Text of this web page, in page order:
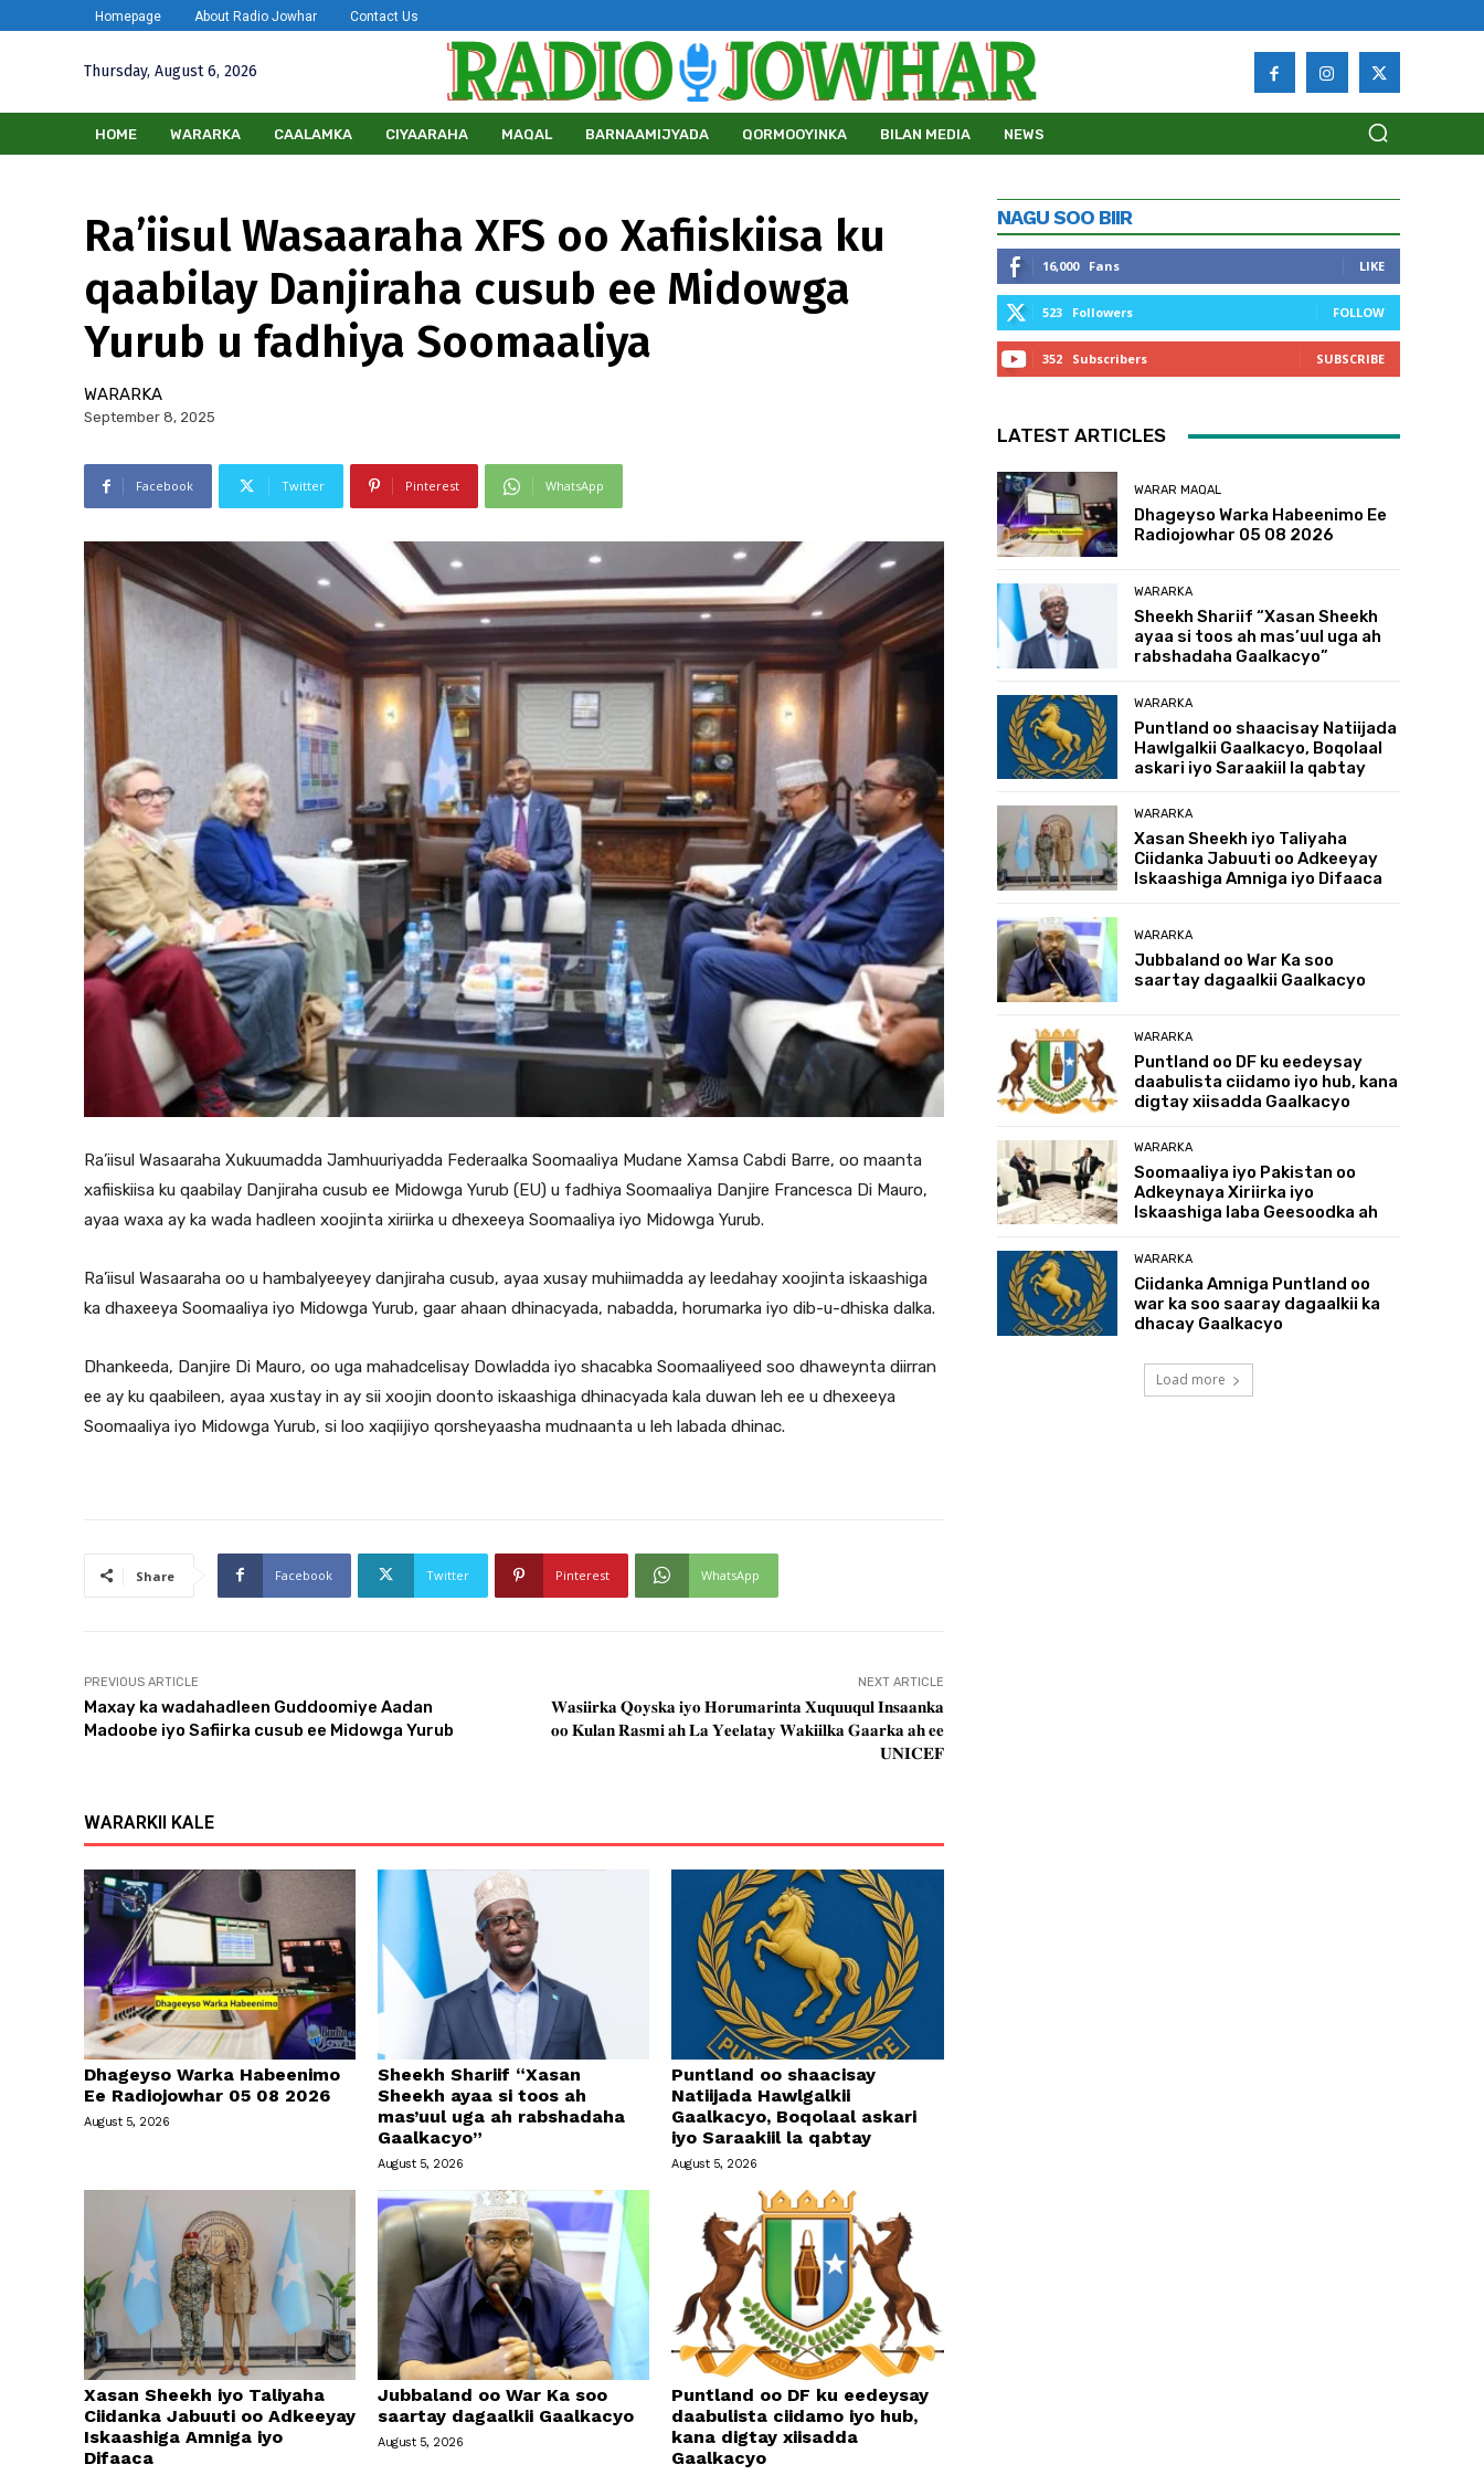
Homepage About Radio Jowhar Contact Us
Thursday, August 6, 2026
HOME WARARKA CAALAMKA CIYAARAHA MAQAL BARNAAMIJYADA QORMOOYINKA BILAN MEDIA NEWS
Ra’iisul Wasaaraha XFS oo Xafiiskiisa ku
qaabilay Danjiraha cusub ee Midowga
Yurub u fadhiya Soomaaliya
WARARKA
September 8, 2025
Facebook Twitter Pinterest WhatsApp
Ra’iisul Wasaaraha Xukuumadda Jamhuuriyadda Federaalka Soomaaliya Mudane Xamsa Cabdi Barre, oo maanta
xafiiskiisa ku qaabilay Danjiraha cusub ee Midowga Yurub (EU) u fadhiya Soomaaliya Danjire Francesca Di Mauro,
ayaa waxa ay ka wada hadleen xoojinta xiriirka u dhexeeya Soomaaliya iyo Midowga Yurub.
Ra’iisul Wasaaraha oo u hambalyeeyey danjiraha cusub, ayaa xusay muhiimadda ay leedahay xoojinta iskaashiga
ka dhaxeeya Soomaaliya iyo Midowga Yurub, gaar ahaan dhinacyada, nabadda, horumarka iyo dib-u-dhiska dalka.
Dhankeeda, Danjire Di Mauro, oo uga mahadcelisay Dowladda iyo shacabka Soomaaliyeed soo dhaweynta diirran
ee ay ku qaabileen, ayaa xustay in ay sii xoojin doonto iskaashiga dhinacyada kala duwan leh ee u dhexeeya
Soomaaliya iyo Midowga Yurub, si loo xaqiijiyo qorsheyaasha mudnaanta u leh labada dhinac.
Share Facebook Twitter Pinterest WhatsApp
PREVIOUS ARTICLE
Maxay ka wadahadleen Guddoomiye Aadan
Madoobe iyo Safiirka cusub ee Midowga Yurub
NEXT ARTICLE
𝐖𝐚𝐬𝐢𝐢𝐫𝐤𝐚 𝐐𝐨𝐲𝐬𝐤𝐚 𝐢𝐲𝐨 𝐇𝐨𝐫𝐮𝐦𝐚𝐫𝐢𝐧𝐭𝐚 𝐗𝐮𝐪𝐮𝐮𝐪𝐮𝐥 𝐈𝐧𝐬𝐚𝐚𝐧𝐤𝐚
𝐨𝐨 𝐊𝐮𝐥𝐚𝐧 𝐑𝐚𝐬𝐦𝐢 𝐚𝐡 𝐋𝐚 𝐘𝐞𝐞𝐥𝐚𝐭𝐚𝐲 𝐖𝐚𝐤𝐢𝐢𝐥𝐤𝐚 𝐆𝐚𝐚𝐫𝐤𝐚 𝐚𝐡 𝐞𝐞
𝐔𝐍𝐈𝐂𝐄𝐅
WARARKII KALE
Dhageyso Warka Habeenimo
Ee Radiojowhar 05 08 2026
August 5, 2026
Sheekh Shariif “Xasan
Sheekh ayaa si toos ah
mas’uul uga ah rabshadaha
Gaalkacyo”
August 5, 2026
Puntland oo shaacisay
Natiijada Hawlgalkii
Gaalkacyo, Boqolaal askari
iyo Saraakiil la qabtay
August 5, 2026
Xasan Sheekh iyo Taliyaha
Ciidanka Jabuuti oo Adkeeyay
Iskaashiga Amniga iyo
Difaaca
Jubbaland oo War Ka soo
saartay dagaalkii Gaalkacyo
August 5, 2026
Puntland oo DF ku eedeysay
daabulista ciidamo iyo hub,
kana digtay xiisadda
Gaalkacyo
NAGU SOO BIIR
16,000 Fans LIKE
523 Followers FOLLOW
352 Subscribers SUBSCRIBE
LATEST ARTICLES
WARAR MAQAL
Dhageyso Warka Habeenimo Ee
Radiojowhar 05 08 2026
WARARKA
Sheekh Shariif “Xasan Sheekh
ayaa si toos ah mas’uul uga ah
rabshadaha Gaalkacyo”
WARARKA
Puntland oo shaacisay Natiijada
Hawlgalkii Gaalkacyo, Boqolaal
askari iyo Saraakiil la qabtay
WARARKA
Xasan Sheekh iyo Taliyaha
Ciidanka Jabuuti oo Adkeeyay
Iskaashiga Amniga iyo Difaaca
WARARKA
Jubbaland oo War Ka soo
saartay dagaalkii Gaalkacyo
WARARKA
Puntland oo DF ku eedeysay
daabulista ciidamo iyo hub, kana
digtay xiisadda Gaalkacyo
WARARKA
Soomaaliya iyo Pakistan oo
Adkeynaya Xiriirka iyo
Iskaashiga laba Geesoodka ah
WARARKA
Ciidanka Amniga Puntland oo
war ka soo saaray dagaalkii ka
dhacay Gaalkacyo
Load more